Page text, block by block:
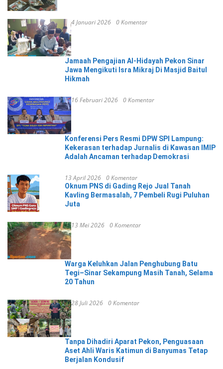
4 Januari 2026 0 Komentar
Jamaah Pengajian Al-Hidayah Pekon Sinar
Jawa Mengikuti Isra Mikraj Di Masjid Baitul
Hikmah
16 Februari 2026 0 Komentar
Konferensi Pers Resmi DPW SPI Lampung:
Kekerasan terhadap Jurnalis di Kawasan IMIP
Adalah Ancaman terhadap Demokrasi
13 April 2026 0 Komentar
Oknum PNS di Gading Rejo Jual Tanah
Kavling Bermasalah, 7 Pembeli Rugi Puluhan
Juta
13 Mei 2026 0 Komentar
Warga Keluhkan Jalan Penghubung Batu
Tegi–Sinar Sekampung Masih Tanah, Selama
20 Tahun
28 Juli 2026 0 Komentar
Tanpa Dihadiri Aparat Pekon, Penguasaan
Aset Ahli Waris Katimun di Banyumas Tetap
Berjalan Kondusif